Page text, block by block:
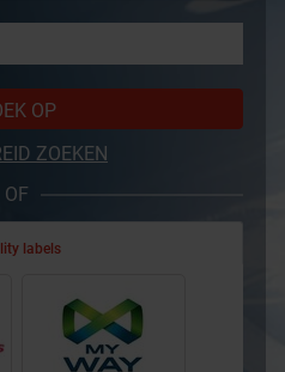
OP
ZOEKEN
OF
labels